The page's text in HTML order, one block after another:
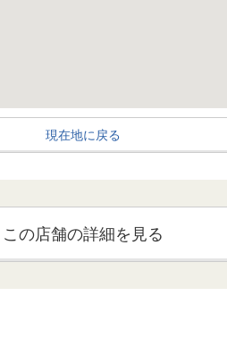
現在地に戻る
この店舗の詳細を見る